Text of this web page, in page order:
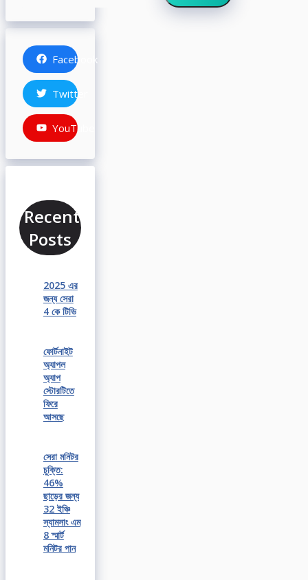
Facebook
Twitter
YouTube
Recent
Posts
2025 এর
জন্য সেরা
4 কে টিভি
ফোর্টনাইট
অ্যাপল
অ্যাপ
স্টোরটিতে
ফিরে
আসছে
সেরা মনিটর
চুক্তি:
46%
ছাড়ের জন্য
32 ইঞ্চি
স্যামসাং এম
8 স্মার্ট
মনিটর পান